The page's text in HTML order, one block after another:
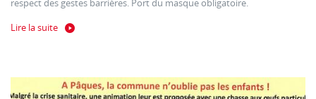
respect des gestes barrières. Port du masque obligatoire.
Lire la suite